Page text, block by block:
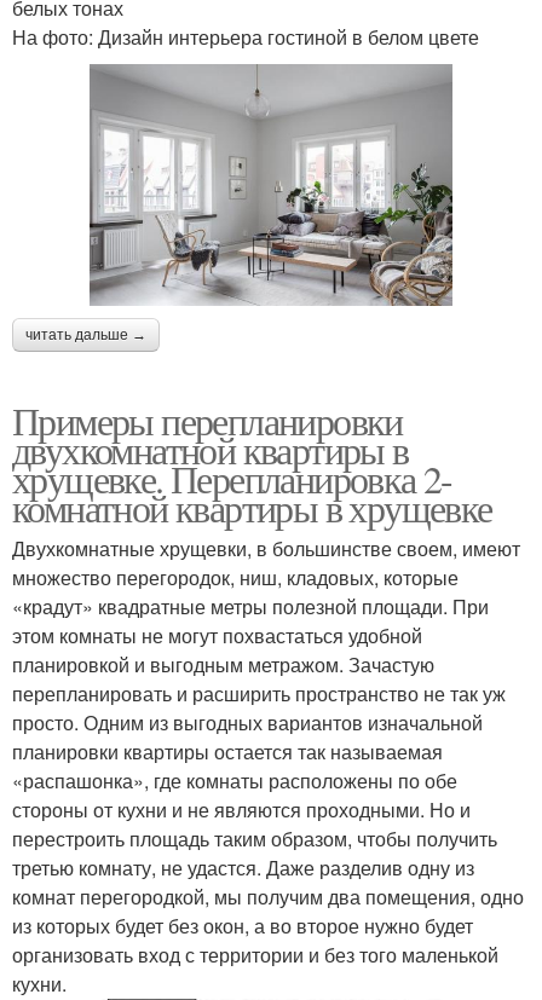
белых тонах
На фото: Дизайн интерьера гостиной в белом цвете
читать дальше →
Примеры перепланировки
двухкомнатной квартиры в
хрущевке. Перепланировка 2-
комнатной квартиры в хрущевке
Двухкомнатные хрущевки, в большинстве своем, имеют
множество перегородок, ниш, кладовых, которые
«крадут» квадратные метры полезной площади. При
этом комнаты не могут похвастаться удобной
планировкой и выгодным метражом. Зачастую
перепланировать и расширить пространство не так уж
просто. Одним из выгодных вариантов изначальной
планировки квартиры остается так называемая
«распашонка», где комнаты расположены по обе
стороны от кухни и не являются проходными. Но и
перестроить площадь таким образом, чтобы получить
третью комнату, не удастся. Даже разделив одну из
комнат перегородкой, мы получим два помещения, одно
из которых будет без окон, а во второе нужно будет
организовать вход с территории и без того маленькой
кухни.